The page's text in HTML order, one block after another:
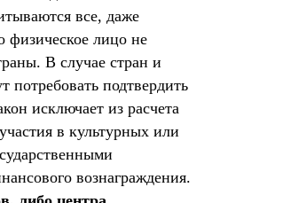
все, даже
физическое лицо не
В случае стран и
подтвердить
исключает из расчета
в культурных или
вознаграждения.